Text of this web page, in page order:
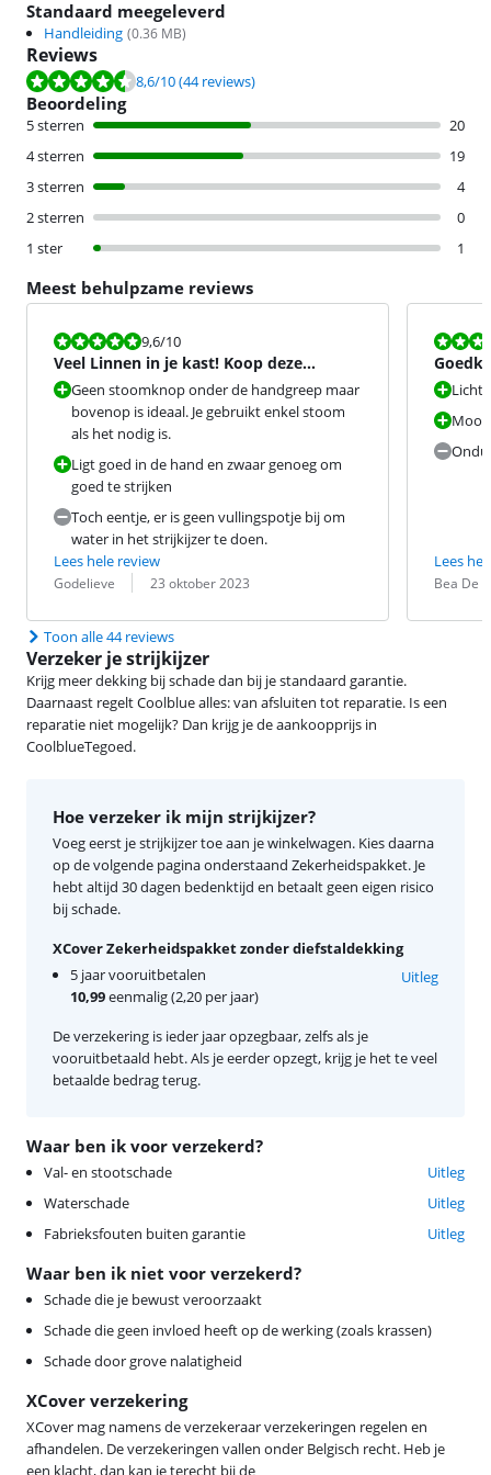
Standaard meegeleverd
Handleiding (0.36 MB)
Reviews
Beoordeling is 8,6 van de 10, gebaseerd op 44 reviews.
8,6/10(44 reviews)
Beoordeling
5 sterren
20
4 sterren
19
3 sterren
4
2 sterren
0
1 ster
1
Meest behulpzame reviews
Beoordeling is 9,6 van de 10.
9,6/10
Veel Linnen in je kast! Koop deze
Philips! Een Top Aanrader!
Geen stoomknop onder de handgreep maar
bovenop is ideaal. Je gebruikt enkel stoom
als het nodig is.
Ligt goed in de hand en zwaar genoeg om
goed te strijken
Toch eentje, er is geen vullingspotje bij om
water in het strijkijzer te doen.
Lees hele review
Beoordeling door:
Godelieve
Datum: 23 oktober 2023
Licht
Lees
Bea De
Datum:
Toon alle 44 reviews
Verzeker je strijkijzer
Krijg meer dekking bij schade dan bij je standaard garantie.
Daarnaast regelt Coolblue alles: van afsluiten tot reparatie. Is een
reparatie niet mogelijk? Dan krijg je de aankoopprijs in
CoolblueTegoed.
Waar ben ik voor verzekerd?
Val- en stootschade
Uitleg
Waterschade
Uitleg
Fabrieksfouten buiten garantie
Uitleg
Waar ben ik niet voor verzekerd?
Schade die je bewust veroorzaakt
Schade die geen invloed heeft op de werking (zoals krassen)
Schade door grove nalatigheid
XCover verzekering
XCover mag namens de verzekeraar verzekeringen regelen en
afhandelen. De verzekeringen vallen onder Belgisch recht. Heb je
een klacht, dan kan je terecht bij de
Hoe verzeker ik mijn strijkijzer?
Voeg eerst je strijkijzer toe aan je winkelwagen. Kies daarna
op de volgende pagina onderstaand Zekerheidspakket. Je
hebt altijd 30 dagen bedenktijd en betaalt geen eigen risico
bij schade.
XCover Zekerheidspakket zonder diefstaldekking
5 jaar vooruitbetalen
10,99eenmalig (2,20 per jaar)
Uitleg
De verzekering is ieder jaar opzegbaar, zelfs als je
vooruitbetaald hebt. Als je eerder opzegt, krijg je het te veel
betaalde bedrag terug.